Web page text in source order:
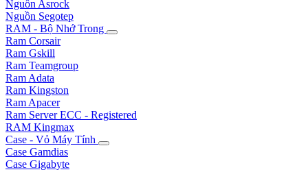
Nguồn Asrock
Nguồn Segotep
RAM - Bộ Nhớ Trong
Ram Corsair
Ram Gskill
Ram Teamgroup
Ram Adata
Ram Kingston
Ram Apacer
Ram Server ECC - Registered
RAM Kingmax
Case - Vỏ Máy Tính
Case Gamdias
Case Gigabyte